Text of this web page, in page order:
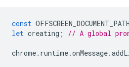
const OFFSCREEN_DOCUMENT_PATH
let creating ; // A global
chrome. runtime.onMessage.